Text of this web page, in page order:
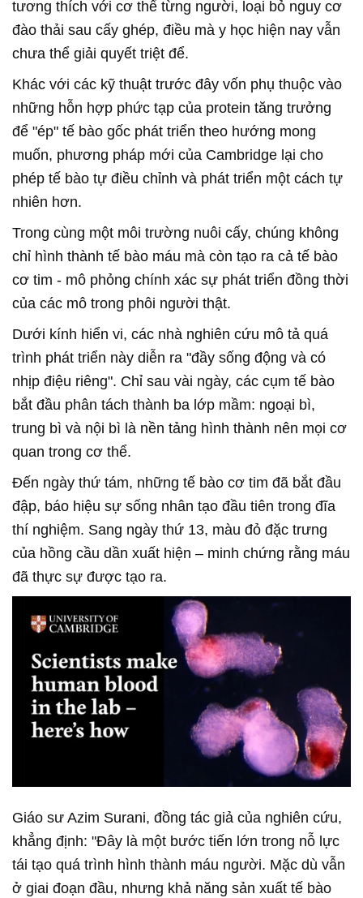
tương thích với cơ thể từng người, loại bỏ nguy cơ
đào thải sau cấy ghép, điều mà y học hiện nay vẫn
chưa thể giải quyết triệt để.
Khác với các kỹ thuật trước đây vốn phụ thuộc vào
những hỗn hợp phức tạp của protein tăng trưởng
để "ép" tế bào gốc phát triển theo hướng mong
muốn, phương pháp mới của Cambridge lại cho
phép tế bào tự điều chỉnh và phát triển một cách tự
nhiên hơn.
Trong cùng một môi trường nuôi cấy, chúng không
chỉ hình thành tế bào máu mà còn tạo ra cả tế bào
cơ tim - mô phỏng chính xác sự phát triển đồng thời
của các mô trong phôi người thật.
Dưới kính hiển vi, các nhà nghiên cứu mô tả quá
trình phát triển này diễn ra "đầy sống động và có
nhịp điệu riêng". Chỉ sau vài ngày, các cụm tế bào
bắt đầu phân tách thành ba lớp mầm: ngoại bì,
trung bì và nội bì là nền tảng hình thành nên mọi cơ
quan trong cơ thể.
Đến ngày thứ tám, những tế bào cơ tim đã bắt đầu
đập, báo hiệu sự sống nhân tạo đầu tiên trong đĩa
thí nghiệm. Sang ngày thứ 13, màu đỏ đặc trưng
của hồng cầu dần xuất hiện – minh chứng rằng máu
đã thực sự được tạo ra.
Giáo sư Azim Surani, đồng tác giả của nghiên cứu,
khẳng định: "Đây là một bước tiến lớn trong nỗ lực
tái tạo quá trình hình thành máu người. Mặc dù vẫn
ở giai đoạn đầu, nhưng khả năng sản xuất tế bào